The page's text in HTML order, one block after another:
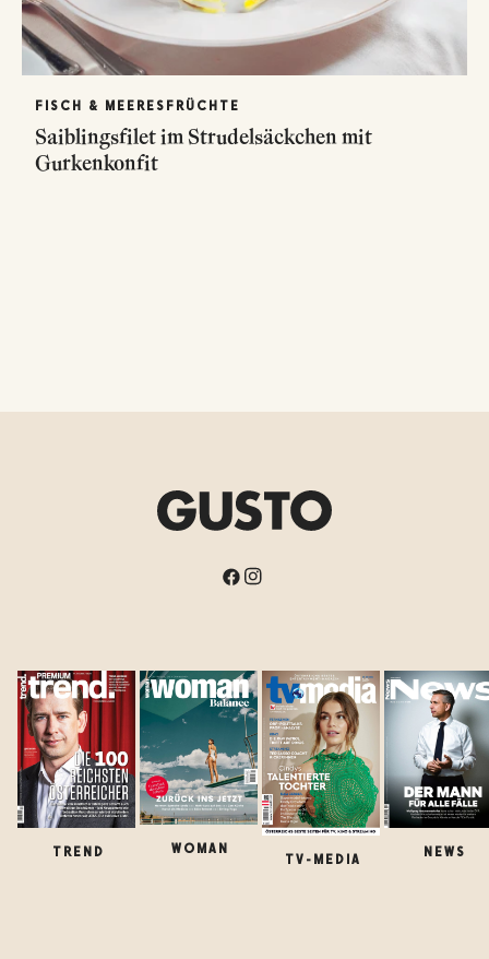
FISCH & MEERESFRÜCHTE
Saiblingsfilet im Strudelsäckchen mit
Gurkenkonfit
TREND WOMAN
TV-MEDIA
NEWS